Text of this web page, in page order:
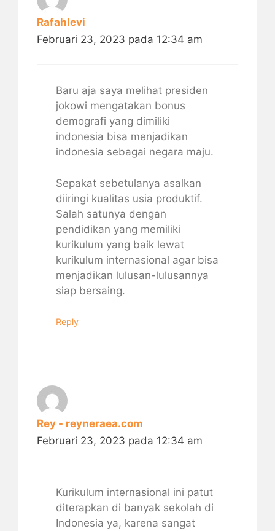
Rafahlevi
Februari 23, 2023 pada 12:34 am
Baru aja saya melihat presiden
jokowi mengatakan bonus
demografi yang dimiliki
indonesia bisa menjadikan
indonesia sebagai negara maju.
Sepakat sebetulanya asalkan
diiringi kualitas usia produktif.
Salah satunya dengan
pendidikan yang memiliki
kurikulum yang baik lewat
kurikulum internasional agar bisa
menjadikan lulusan-lulusannya
siap bersaing.
Reply
Rey - reyneraea.com
Februari 23, 2023 pada 12:34 am
Kurikulum internasional ini patut
diterapkan di banyak sekolah di
Indonesia ya, karena sangat